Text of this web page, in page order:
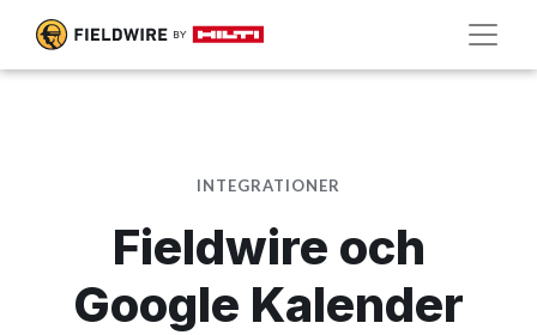
INTEGRATIONER
Fieldwire och
Google Kalender